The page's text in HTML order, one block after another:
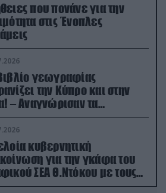
που πονάνε για την
στις Ένοπλες
γεωγραφίας
την Κύπρο και στην
– Αναγνώρισαν τα
(φωτο)
κυβερνητική
για την γκάφα του
ΣΕΑ Θ.Ντόκου με τους
φαρσέρ